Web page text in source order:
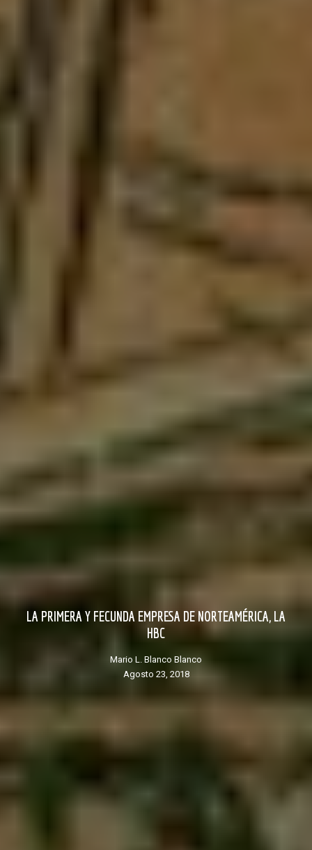
LA PRIMERA Y FECUNDA EMPRESA DE NORTEAMÉRICA, LA
HBC
Mario L. Blanco Blanco
agosto 23, 2018